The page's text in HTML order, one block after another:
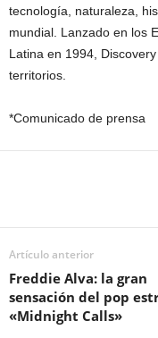
tecnología, naturaleza,
mundial. Lanzado en los
Latina en 1994,
territorios.
*Comunicado de prensa
Artículo anterior
Freddie Alva: la gran
sensación del pop
«Midnight Calls»